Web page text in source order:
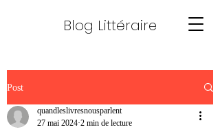
Blog Littéraire
Post
quandleslivresnousparlent
27 mai 2024 2 min de lecture